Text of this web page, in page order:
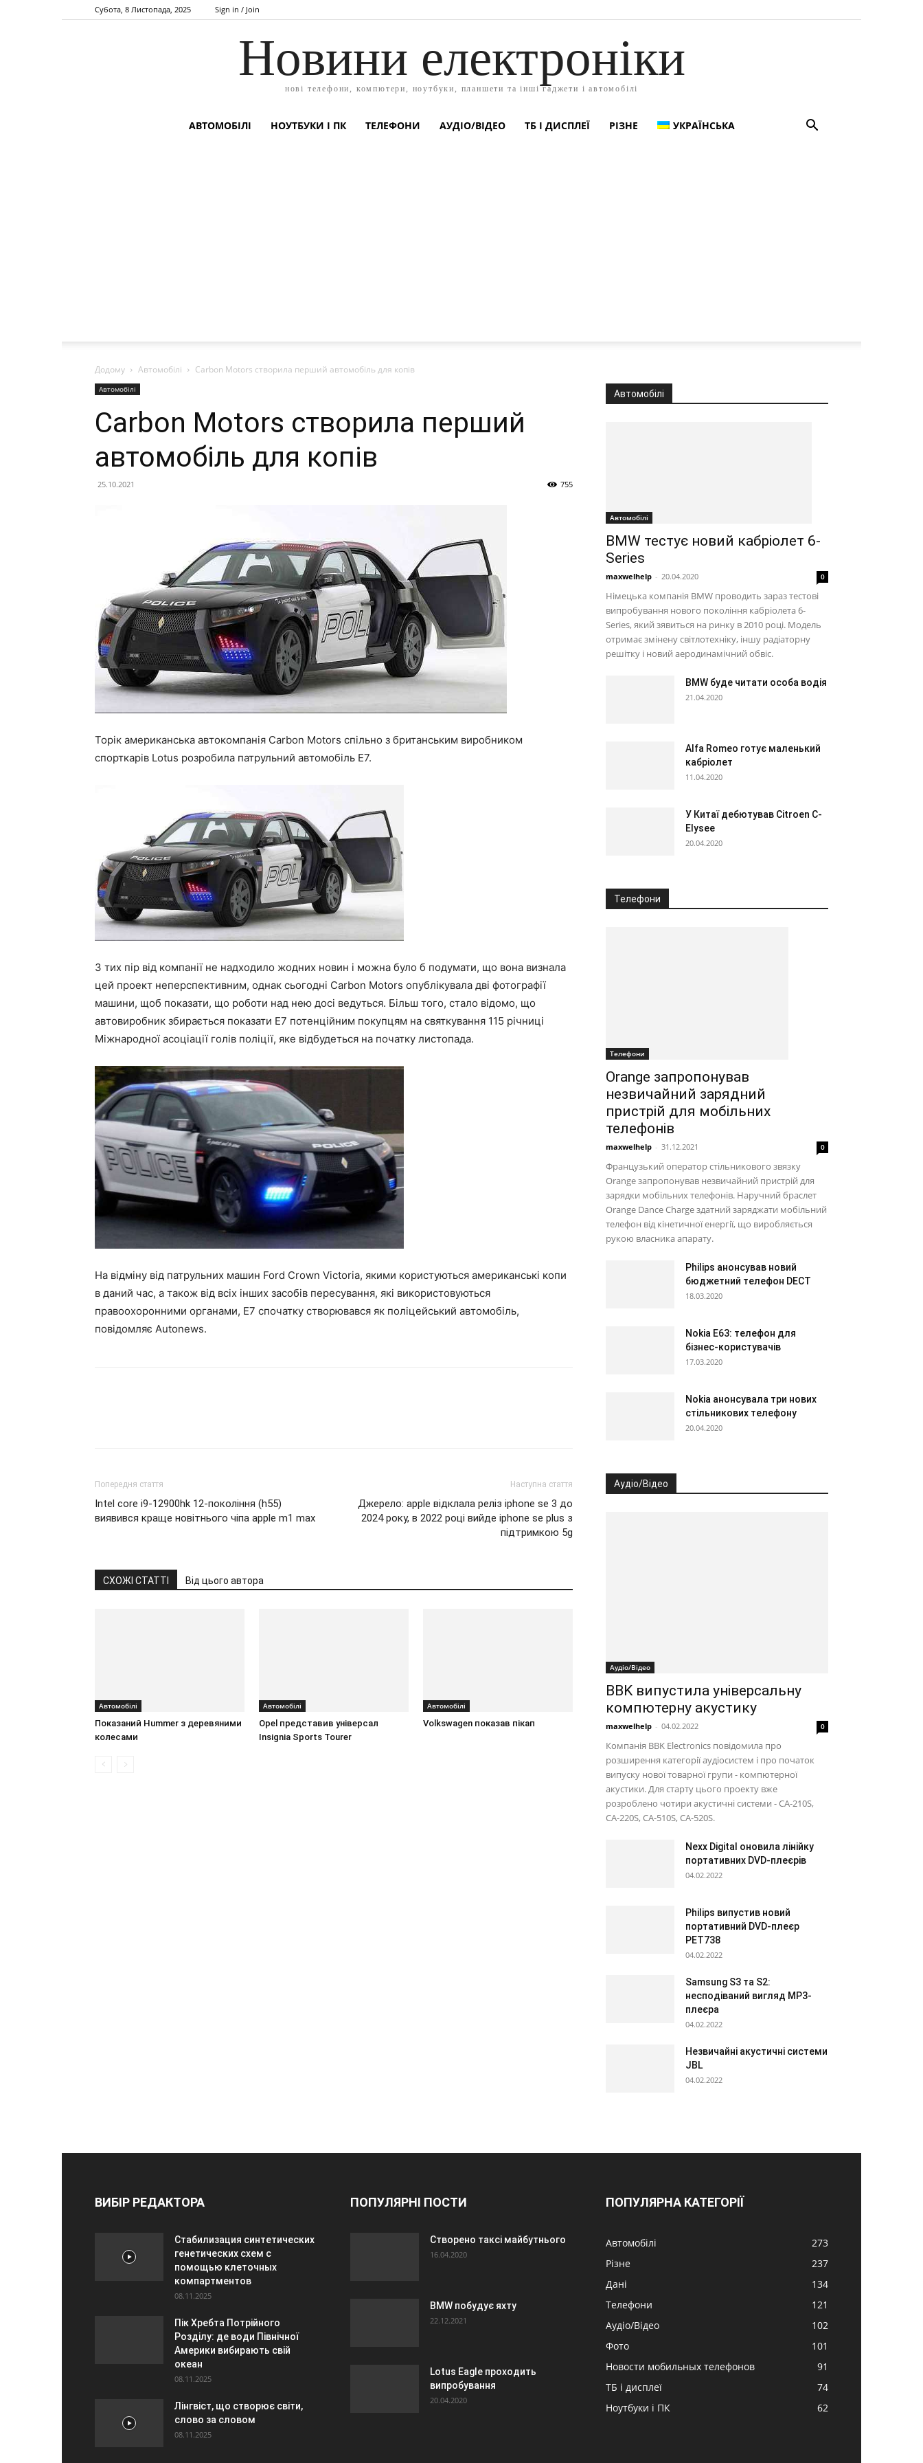
Субота, 8 Листопада, 2025 Sign in / Join
Новини електроніки
нові телефони, компютери, ноутбуки, планшети та інші гаджети і автомобілі
АВТОМОБІЛІ НОУТБУКИ І ПК ТЕЛЕФОНИ АУДІО/ВІДЕО ТБ І ДИСПЛЕЇ РІЗНЕ УКРАЇНСЬКА
Додому Автомобілі Carbon Motors створила перший автомобіль для копів
Автомобілі
Carbon Motors створила перший
автомобіль для копів
25.10.2021 755
Торік американська автокомпанія Carbon Motors спільно з британським виробником
спорткарів Lotus розробила патрульний автомобіль E7.
З тих пір від компанії не надходило жодних новин і можна було б подумати, що вона визнала
цей проект неперспективним, однак сьогодні Carbon Motors опублікувала дві фотографії
машини, щоб показати, що роботи над нею досі ведуться. Більш того, стало відомо, що
автовиробник збирається показати E7 потенційним покупцям на святкування 115 річниці
Міжнародної асоціації голів поліції, яке відбудеться на початку листопада.
На відміну від патрульних машин Ford Crown Victoria, якими користуються американські копи
в даний час, а також від всіх інших засобів пересування, які використовуються
правоохоронними органами, E7 спочатку створювався як поліцейський автомобіль,
повідомляє Autonews.
Попередня стаття
Intel core i9-12900hk 12-покоління (h55)
виявився краще новітнього чіпа apple m1 max
Наступна стаття
Джерело: apple відклала реліз iphone se 3 до
2024 року, в 2022 році вийде iphone se plus з
підтримкою 5g
СХОЖІ СТАТТІ Від цього автора
Автомобілі
Показаний Hummer з деревяними
колесами
Автомобілі
Opel представив універсал
Insignia Sports Tourer
Автомобілі
Volkswagen показав пікап
Автомобілі
Автомобілі
BMW тестує новий кабріолет 6-
Series
maxwelhelp - 20.04.2020 0
Німецька компанія BMW проводить зараз тестові
випробування нового покоління кабріолета 6-
Series, який зявиться на ринку в 2010 році. Модель
отримає змінену світлотехніку, іншу радіаторну
решітку і новий аеродинамічний обвіс.
BMW буде читати особа водія
21.04.2020
Alfa Romeo готує маленький
кабріолет
11.04.2020
У Китаї дебютував Citroen C-
Elysee
20.04.2020
Телефони
Телефони
Orange запропонував
незвичайний зарядний
пристрій для мобільних
телефонів
maxwelhelp - 31.12.2021 0
Французький оператор стільникового звязку
Orange запропонував незвичайний пристрій для
зарядки мобільних телефонів. Наручний браслет
Orange Dance Charge здатний заряджати мобільний
телефон від кінетичної енергії, що виробляється
рукою власника апарату.
Philips анонсував новий
бюджетний телефон DECT
18.03.2020
Nokia E63: телефон для
бізнес-користувачів
17.03.2020
Nokia анонсувала три нових
стільникових телефону
20.04.2020
Аудіо/Відео
Аудіо/Відео
BBK випустила універсальну
компютерну акустику
maxwelhelp - 04.02.2022 0
Компанія BBK Electronics повідомила про
розширення категорії аудіосистем і про початок
випуску нової товарної групи - компютерної
акустики. Для старту цього проекту вже
розроблено чотири акустичні системи - CA-210S,
CA-220S, CA-510S, CA-520S.
Nexx Digital оновила лінійку
портативних DVD-плеєрів
04.02.2022
Philips випустив новий
портативний DVD-плеєр
PET738
04.02.2022
Samsung S3 та S2:
несподіваний вигляд МР3-
плеєра
04.02.2022
Незвичайні акустичні системи
JBL
04.02.2022
ВИБІР РЕДАКТОРА
Стабилизация синтетических
генетических схем с
помощью клеточных
компартментов
08.11.2025
Пік Хребта Потрійного
Розділу: де води Північної
Америки вибирають свій
океан
08.11.2025
Лінгвіст, що створює світи,
слово за словом
08.11.2025
ПОПУЛЯРНІ ПОСТИ
Створено таксі майбутнього
16.04.2020
BMW побудує яхту
22.12.2021
Lotus Eagle проходить
випробування
20.04.2020
ПОПУЛЯРНА КАТЕГОРІЇ
Автомобілі
273
Різне
237
Дані
134
Телефони
121
Аудіо/Відео
102
Фото
101
Новости мобильных телефонов
91
ТБ і дисплеї
74
Ноутбуки і ПК
62